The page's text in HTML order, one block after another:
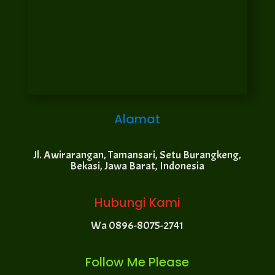
Alamat
Jl. Awirarangan, Tamansari, Setu Burangkeng,
Bekasi, Jawa Barat, Indonesia
Hubungi Kami
Wa 0896-8075-2741
Follow Me Please